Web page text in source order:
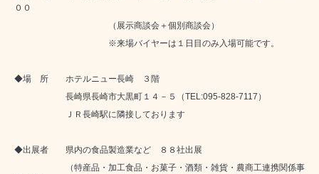
００
（展示商談会＋個別商談会）
※来場バイヤーは１日目のみ入場可能です。
◆場 所 ホテルニュー長崎 ３階
長崎県長崎市大黒町１４－５（TEL:095-828-7117 ）
ＪＲ長崎駅に隣接しております
◆出展者 県内の食品製造業など ８８社出展
（特産品・加工食品・お菓子・酒類・雑貨・農商工連携関係事